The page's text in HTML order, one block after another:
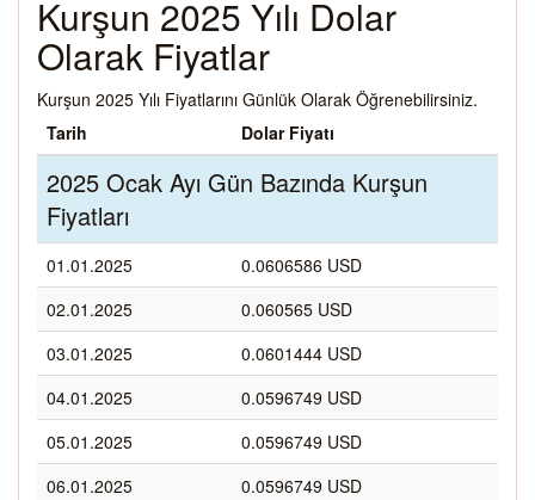
Kurşun 2025 Yılı Dolar
Olarak Fiyatlar
Kurşun 2025 Yılı Fiyatlarını Günlük Olarak Öğrenebilirsiniz.
Tarih
Dolar Fiyatı
2025 Ocak Ayı Gün Bazında Kurşun
Fiyatları
01.01.2025
0.0606586 USD
02.01.2025
0.060565 USD
03.01.2025
0.0601444 USD
04.01.2025
0.0596749 USD
05.01.2025
0.0596749 USD
06.01.2025
0.0596749 USD